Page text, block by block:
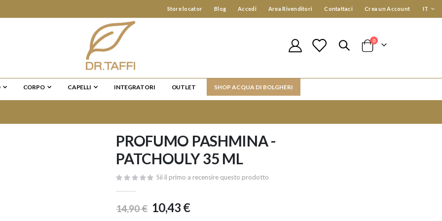
Store locator Blog Accedi Area Rivenditori Contattaci Crea un Account Lingua
IT
Cart
0elementi
CORPO CAPELLI INTEGRATORI OUTLET SHOP ACQUA DI BOLGHERI
PROFUMO PASHMINA -
PATCHOULY 35 ML
Sii il primo a recensire questo prodotto
14,90 € 10,43 €